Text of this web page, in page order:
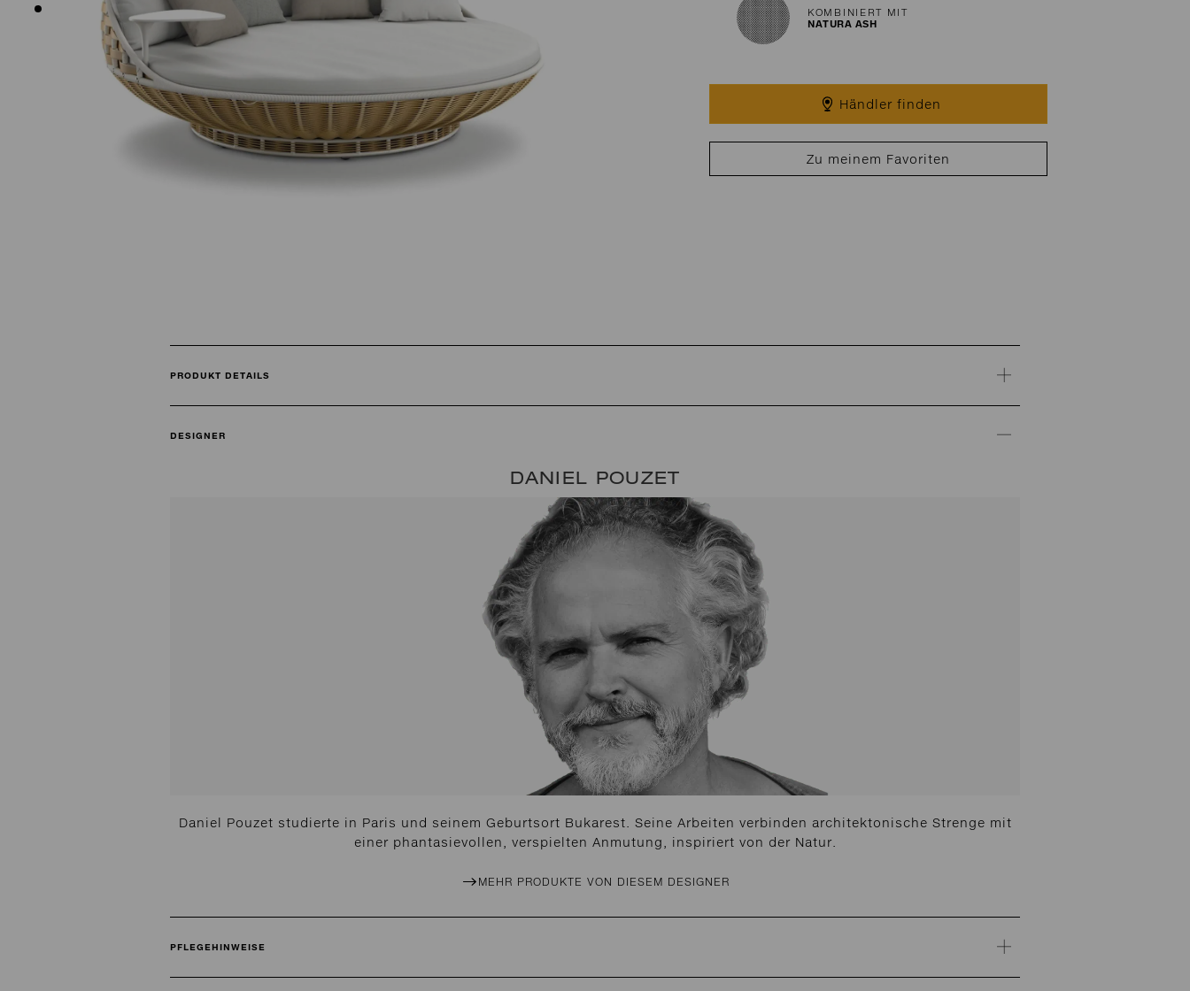
KOMBINIERT MIT
NATURA ASH
Händler finden
Zu meinem Favoriten
PRODUKT DETAILS
DESIGNER
DANIEL POUZET
Daniel Pouzet studierte in Paris und seinem Geburtsort Bukarest. Seine Arbeiten verbinden architektonische Strenge mit
einer phantasievollen, verspielten Anmutung, inspiriert von der Natur.
MEHR PRODUKTE VON DIESEM DESIGNER
PFLEGEHINWEISE